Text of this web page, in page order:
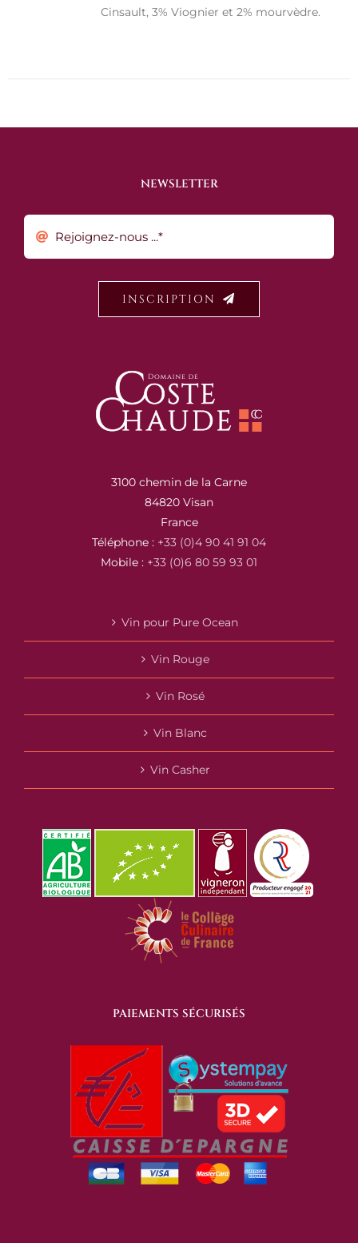
Cinsault, 3% Viognier et 2% mourvèdre.
NEWSLETTER
INSCRIPTION
3100 chemin de la Carne
84820 Visan
France
Téléphone : +33 (0)4 90 41 91 04
Mobile : +33 (0)6 80 59 93 01
Vin pour Pure Ocean
Vin Rouge
Vin Rosé
Vin Blanc
Vin Casher
PAIEMENTS SÉCURISÉS